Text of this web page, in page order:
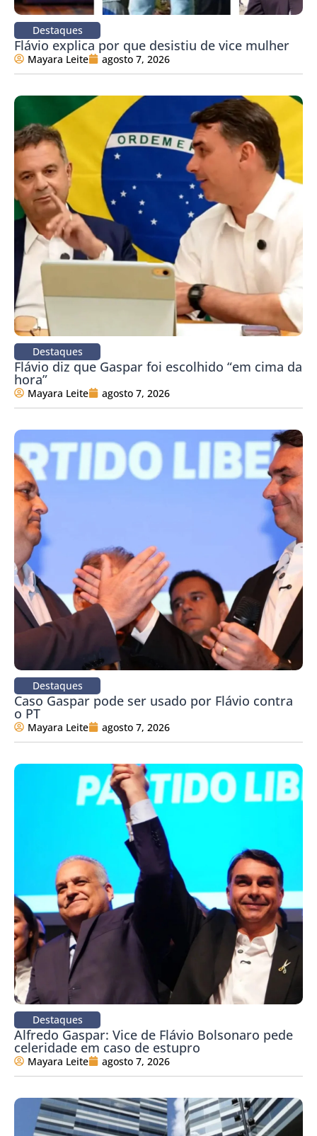
Destaques
Flávio explica por que desistiu de vice mulher
Mayara Leite agosto 7, 2026
Destaques
Flávio diz que Gaspar foi escolhido “em cima da
hora”
Mayara Leite agosto 7, 2026
Destaques
Caso Gaspar pode ser usado por Flávio contra
o PT
Mayara Leite agosto 7, 2026
Destaques
Alfredo Gaspar: Vice de Flávio Bolsonaro pede
celeridade em caso de estupro
Mayara Leite agosto 7, 2026